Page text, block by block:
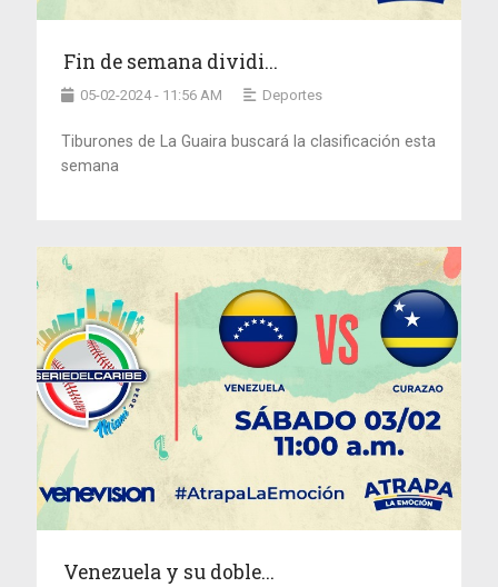
Fin de semana dividi...
05-02-2024 - 11:56 AM Deportes
Tiburones de La Guaira buscará la clasificación esta
semana
Venezuela y su doble...